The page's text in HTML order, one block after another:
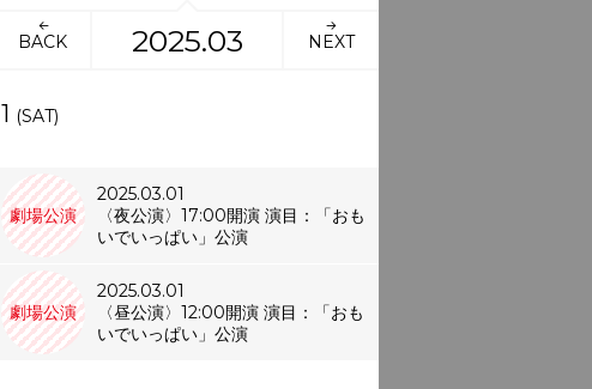
BACK 2025.03 NEXT
1 (SAT)
劇場公演
2025.03.01
〈夜公演〉17:00開演 演目：「おも
いでいっぱい」公演
劇場公演
2025.03.01
〈昼公演〉12:00開演 演目：「おも
いでいっぱい」公演